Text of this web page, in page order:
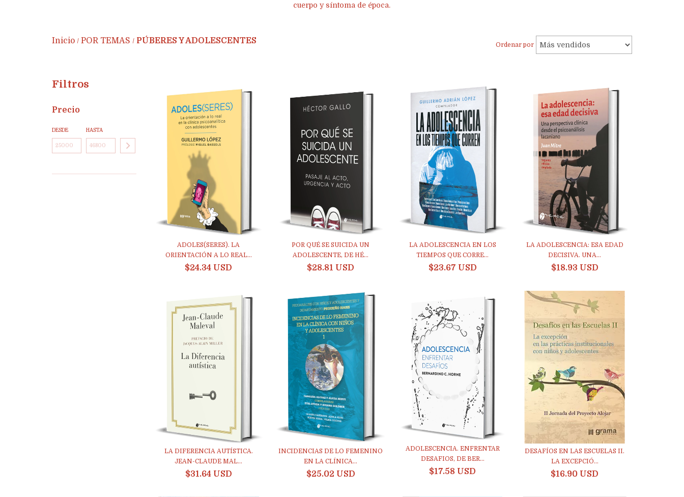
cuerpo y síntoma de época.
Inicio / POR TEMAS / PÚBERES Y ADOLESCENTES Ordenar por
Filtros
Precio
DESDE HASTA
ADOLES(SERES). LA
ORIENTACIÓN A LO REAL...
$24.34 USD
POR QUÉ SE SUICIDA UN
ADOLESCENTE, DE HÉ...
$28.81 USD
LA ADOLESCENCIA EN LOS
TIEMPOS QUE CORRE...
$23.67 USD
LA ADOLESCENCIA: ESA EDAD
DECISIVA. UNA...
$18.93 USD
LA DIFERENCIA AUTÍSTICA.
JEAN-CLAUDE MAL...
$31.64 USD
INCIDENCIAS DE LO FEMENINO
EN LA CLÍNICA...
$25.02 USD
ADOLESCENCIA. ENFRENTAR
DESAFIOS, DE BER...
$17.58 USD
DESAFÍOS EN LAS ESCUELAS II.
LA EXCEPCIÓ...
$16.90 USD